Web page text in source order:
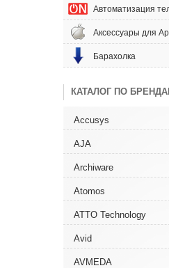
Автоматизация
Аксессуары для
Барахолка
КАТАЛОГ ПО
Accusys
AJA
Archiware
Atomos
ATTO Technology
Avid
AVMEDA